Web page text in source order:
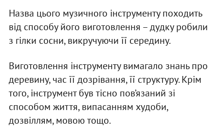
Назва цього музичного інструменту походить
від способу його виготовлення – дудку робили
з гілки сосни, викручуючи її середину.
Виготовлення інструменту вимагало знань про
деревину, час її дозрівання, її структуру. Крім
того, інструмент був тісно пов’язаний зі
способом життя, випасанням худоби,
дозвіллям, мовою тощо.